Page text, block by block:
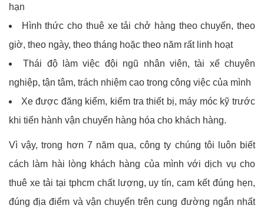
hạn
Hình thức cho thuê xe tải chở hàng theo chuyến, theo
giờ, theo ngày, theo tháng hoặc theo năm rất linh hoạt
Thái độ làm việc đội ngũ nhân viên, tài xế chuyên
nghiệp, tận tâm, trách nhiệm cao trong công việc của mình
Xe được đăng kiểm, kiểm tra thiết bị, máy móc kỹ trước
khi tiến hành vận chuyển hàng hóa cho khách hàng.
Vì vậy, trong hơn 7 năm qua, công ty chúng tôi luôn biết
cách làm hài lòng khách hàng của mình với dịch vụ cho
thuê xe tải tại tphcm chất lượng, uy tín, cam kết đúng hẹn,
đúng địa điểm và vận chuyển trên cung đường ngắn nhất